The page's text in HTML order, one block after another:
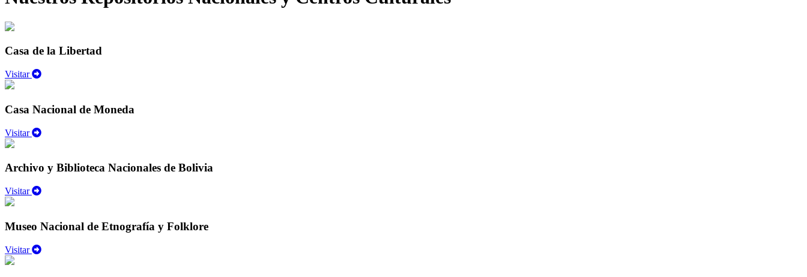
Casa de la Libertad
Visitar
Casa Nacional de Moneda
Visitar
Archivo y Biblioteca Nacionales de Bolivia
Visitar
Museo Nacional de Etnografía y Folklore
Visitar